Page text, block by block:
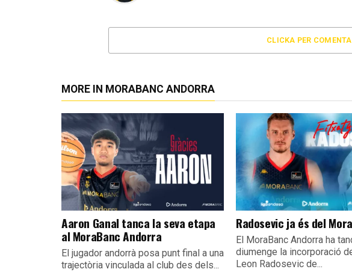
CLICKA PER
MORE IN MORABANC ANDORRA
Aaron Ganal tanca la seva etapa
al MoraBanc Andorra
El jugador andorrà posa punt final a una
trajectòria vinculada al club des dels...
Radosevic ja és del
El MoraBanc Andorra ha
diumenge la incorporació
Leon Radosevic de...